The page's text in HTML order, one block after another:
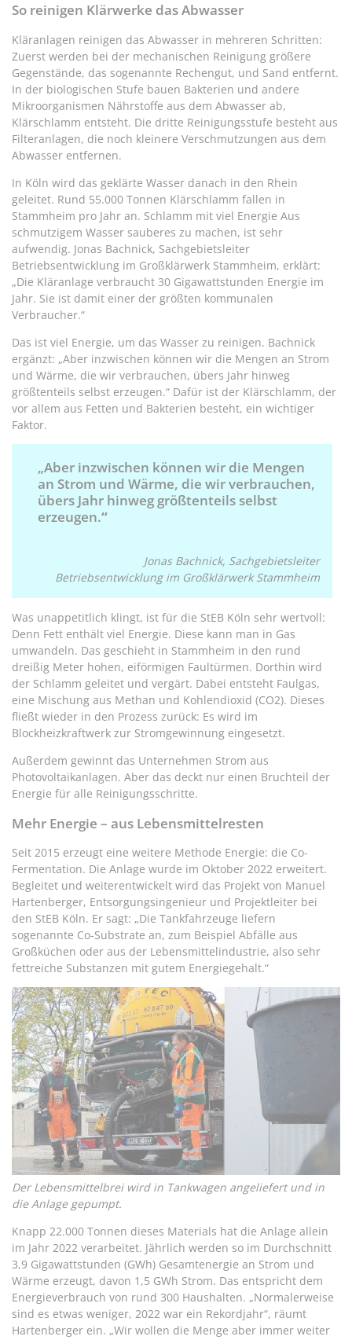
So reinigen Klärwerke das Abwasser
Kläranlagen reinigen das Abwasser in mehreren Schritten:
Zuerst werden bei der mechanischen Reinigung größere
Gegenstände, das sogenannte Rechengut, und Sand entfernt.
In der biologischen Stufe bauen Bakterien und andere
Mikroorganismen Nährstoffe aus dem Abwasser ab,
Klärschlamm entsteht. Die dritte Reinigungsstufe besteht aus
Filteranlagen, die noch kleinere Verschmutzungen aus dem
Abwasser entfernen.
In Köln wird das geklärte Wasser danach in den Rhein
geleitet. Rund 55.000 Tonnen Klärschlamm fallen in
Stammheim pro Jahr an. Schlamm mit viel Energie Aus
schmutzigem Wasser sauberes zu machen, ist sehr
aufwendig. Jonas Bachnick, Sachgebietsleiter
Betriebsentwicklung im Großklärwerk Stammheim, erklärt:
„Die Kläranlage verbraucht 30 Gigawattstunden Energie im
Jahr. Sie ist damit einer der größten kommunalen
Verbraucher.“
Das ist viel Energie, um das Wasser zu reinigen. Bachnick
ergänzt: „Aber inzwischen können wir die Mengen an Strom
und Wärme, die wir verbrauchen, übers Jahr hinweg
größtenteils selbst erzeugen.“ Dafür ist der Klärschlamm, der
vor allem aus Fetten und Bakterien besteht, ein wichtiger
Faktor.
„Aber inzwischen können wir die Mengen
an Strom und Wärme, die wir verbrauchen,
übers Jahr hinweg größtenteils selbst
erzeugen.“
Jonas Bachnick, Sachgebietsleiter
Betriebsentwicklung im Großklärwerk Stammheim
Was unappetitlich klingt, ist für die StEB Köln sehr wertvoll:
Denn Fett enthält viel Energie. Diese kann man in Gas
umwandeln. Das geschieht in Stammheim in den rund
dreißig Meter hohen, eiförmigen Faultürmen. Dorthin wird
der Schlamm geleitet und vergärt. Dabei entsteht Faulgas,
eine Mischung aus Methan und Kohlendioxid (CO2). Dieses
fließt wieder in den Prozess zurück: Es wird im
Blockheizkraftwerk zur Stromgewinnung eingesetzt.
Außerdem gewinnt das Unternehmen Strom aus
Photovoltaikanlagen. Aber das deckt nur einen Bruchteil der
Energie für alle Reinigungsschritte.
Mehr Energie – aus Lebensmittelresten
Seit 2015 erzeugt eine weitere Methode Energie: die Co-
Fermentation. Die Anlage wurde im Oktober 2022 erweitert.
Begleitet und weiterentwickelt wird das Projekt von Manuel
Hartenberger, Entsorgungsingenieur und Projektleiter bei
den StEB Köln. Er sagt: „Die Tankfahrzeuge liefern
sogenannte Co-Substrate an, zum Beispiel Abfälle aus
Großküchen oder aus der Lebensmittelindustrie, also sehr
fettreiche Substanzen mit gutem Energiegehalt.“
Der Lebensmittelbrei wird in Tankwagen angeliefert und in
die Anlage gepumpt.
Knapp 22.000 Tonnen dieses Materials hat die Anlage allein
im Jahr 2022 verarbeitet. Jährlich werden so im Durchschnitt
3,9 Gigawattstunden (GWh) Gesamtenergie an Strom und
Wärme erzeugt, davon 1,5 GWh Strom. Das entspricht dem
Energieverbrauch von rund 300 Haushalten. „Normalerweise
sind es etwas weniger, 2022 war ein Rekordjahr“, räumt
Hartenberger ein. „Wir wollen die Menge aber immer weiter